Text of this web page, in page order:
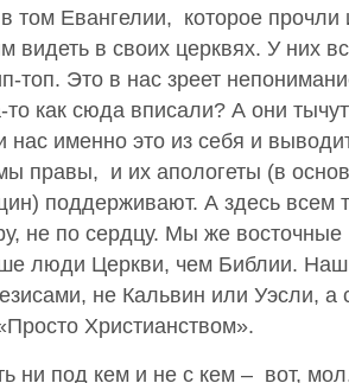
том Евангелии, которое прочли
видеть в своих церквях. У них
топ. Это в нас зреет
то как сюда вписали? А они
именно это из себя и
правы, и их апологеты (в
поддерживают. А здесь всем
не по сердцу. Мы же
люди Церкви, чем Библии.
не Кальвин или Уэсли, а
Христианством».
ни под кем и не с кем – вот,